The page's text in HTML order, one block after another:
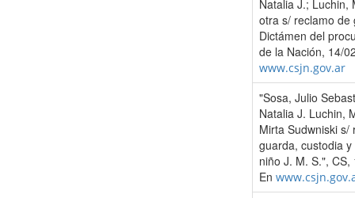
Natalia J.; Luchin,
otra s/ reclamo de
Dictámen del
de la Nación, 14/
www.csjn.gov.ar
"Sosa, Julio
Natalia J. Luchin,
Mirta Sudwniski s/
guarda, custodia
niño J. M. S.", CS,
En